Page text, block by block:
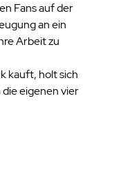
Fans auf der
an ein
Arbeit zu
kauft, holt sich
eigenen vier